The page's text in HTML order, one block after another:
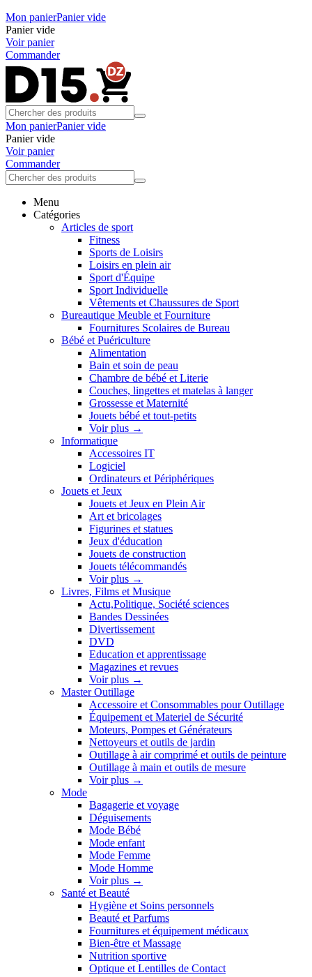
Mon panierPanier vide
Panier vide
Voir panier
Commander
Mon panierPanier vide
Panier vide
Voir panier
Commander
Menu
Catégories
Articles de sport
Fitness
Sports de Loisirs
Loisirs en plein air
Sport d'Équipe
Sport Individuelle
Vêtements et Chaussures de Sport
Bureautique Meuble et Fourniture
Fournitures Scolaires de Bureau
Bébé et Puériculture
Alimentation
Bain et soin de peau
Chambre de bébé et Literie
Couches, lingettes et matelas à langer
Grossesse et Maternité
Jouets bébé et tout-petits
Voir plus →
Informatique
Accessoires IT
Logiciel
Ordinateurs et Périphériques
Jouets et Jeux
Jouets et Jeux en Plein Air
Art et bricolages
Figurines et statues
Jeux d'éducation
Jouets de construction
Jouets télécommandés
Voir plus →
Livres, Films et Musique
Actu,Politique, Société sciences
Bandes Dessinées
Divertissement
DVD
Education et apprentissage
Magazines et revues
Voir plus →
Master Outillage
Accessoire et Consommables pour Outillage
Équipement et Materiel de Sécurité
Moteurs, Pompes et Générateurs
Nettoyeurs et outils de jardin
Outillage à air comprimé et outils de peinture
Outillage à main et outils de mesure
Voir plus →
Mode
Bagagerie et voyage
Déguisements
Mode Bébé
Mode enfant
Mode Femme
Mode Homme
Voir plus →
Santé et Beauté
Hygiène et Soins personnels
Beauté et Parfums
Fournitures et équipement médicaux
Bien-être et Massage
Nutrition sportive
Optique et Lentilles de Contact